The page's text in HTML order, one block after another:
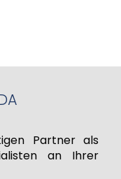
Partner als
an Ihrer